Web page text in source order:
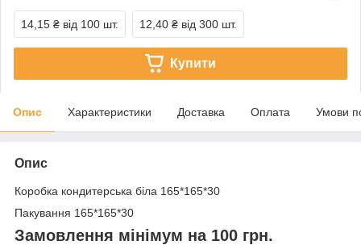
14,15 ₴ від 100 шт. 12,40 ₴ від 300 шт.
Купити
Опис Характеристики Доставка Оплата Умови
Опис
Коробка кондитерська біла 165*165*30
Пакування 165*165*30
Замовлення мінімум на 100 грн.